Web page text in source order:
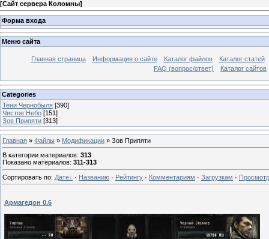
[Сайт сервера Коломны]
Форма входа
Меню сайта
Главная страница Информация о сайте Каталог файлов
Каталог статей
FAQ (вопрос/ответ)
Каталог сайтов
Categories
Тени Чернобыля [390]
Чистое Небо [151]
Зов Припяти [313]
Главная » Файлы » Модификации » Зов Припяти
В категории материалов: 313
Показано материалов: 311-313
Сортировать по: Дате · Названию · Рейтингу · Комментариям · Загрузкам ·
Армагедон 0.6